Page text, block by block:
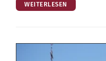
WEITERLESEN